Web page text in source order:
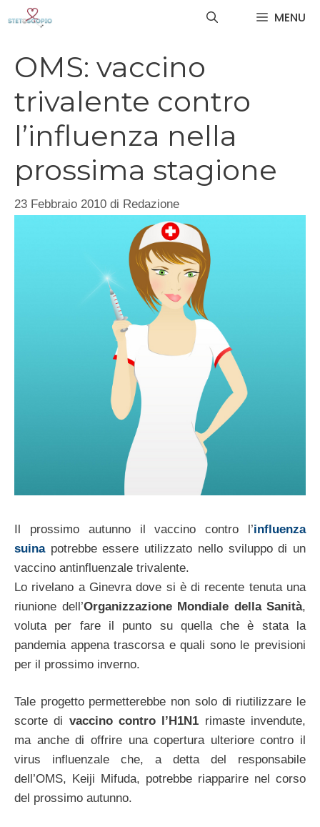
MENU
OMS: vaccino
trivalente contro
l’influenza nella
prossima stagione
23 Febbraio 2010 di Redazione
Il prossimo autunno il vaccino contro l’influenza
suinapotrebbe essere utilizzato nello sviluppo di un
vaccino antinfluenzale trivalente.
Lo rivelano a Ginevra dove si è di recente tenuta una
riunione dell’Organizzazione Mondiale della Sanità,
voluta per fare il punto su quella che è stata la
pandemia appena trascorsa e quali sono le previsioni
per il prossimo inverno.
Tale progetto permetterebbe non solo di riutilizzare le
scorte di vaccino contro l’H1N1 rimaste invendute,
ma anche di offrire una copertura ulteriore contro il
virus influenzale che, a detta del responsabile
dell’OMS, Keiji Mifuda, potrebbe riapparire nel corso
del prossimo autunno.